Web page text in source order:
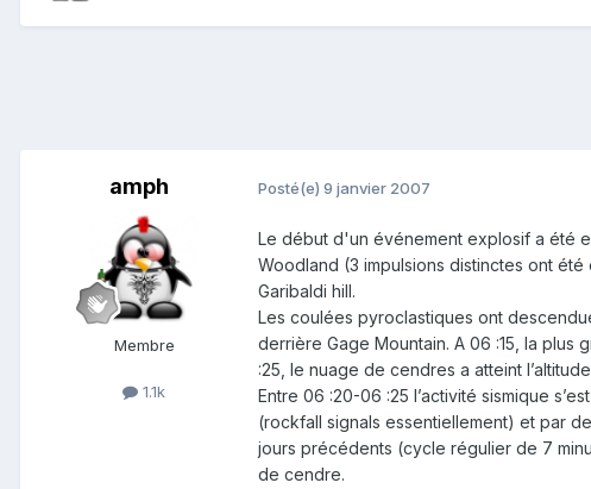
amph
Membre
1.1k
Posté(e) 9 janvier 2007
Le début d'un événement explosif a été
Woodland (3 impulsions distinctes ont
Garibaldi hill.
Les coulées pyroclastiques ont
derrière Gage Mountain. A 06 :15, la plus
:25, le nuage de cendres a atteint
Entre 06 :20-06 :25 l’activité sismique
(rockfall signals essentiellement) et par
jours précédents (cycle régulier de 7
de cendre.